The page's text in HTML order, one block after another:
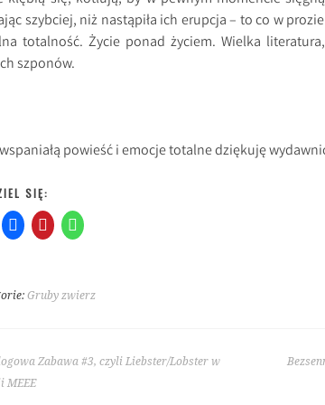
szybciej, niż nastąpiła ich erupcja – to co w
totalność. Życie ponad życiem. Wielka
szponów.
powieść i emocje totalne dziękuję
SIĘ:
Gruby zwierz
Zabawa #3, czyli Liebster/Lobster w
MEEE